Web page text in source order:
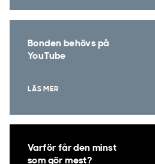
Bonden behövs på
YouTube
LÄS MER
Varför får den minst
som gör mest?